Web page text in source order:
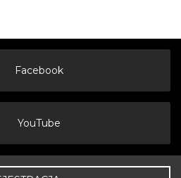
Facebook
YouTube